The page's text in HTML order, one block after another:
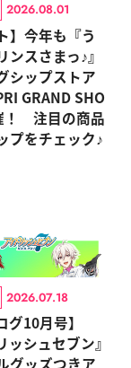
2026.08.01
】今年も『う
スさまっ♪』
シップストア
GRAND SHO
！ 注目の商品
プをチェック♪
2026.07.18
グ10月号】
ッシュセブン』
グッズつきア